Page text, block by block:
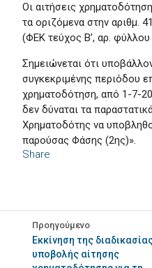
Share
Οι αιτήσεις
τα οριζόμενα στην αριθμ.
(ΦΕΚ τεύχος Β’, αρ.
Σημειώνεται ότι
συγκεκριμένης περιόδου
χρηματοδότηση, από 1-7-
δεν δύναται τα
Χρηματοδότης να
παρούσας Φάσης (2ης)».
Προηγούμενο
Εκκίνηση της
υποβολής αίτησης